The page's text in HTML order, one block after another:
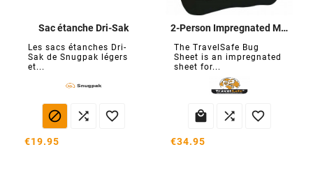
Sac étanche Dri-Sak
Les sacs étanches Dri-
Sak de Snugpak légers
et...
  
€19.95
2-Person Impregnated Mosquito Net Sheet
The TravelSafe Bug
Sheet is an impregnated
sheet for...
  
€34.95